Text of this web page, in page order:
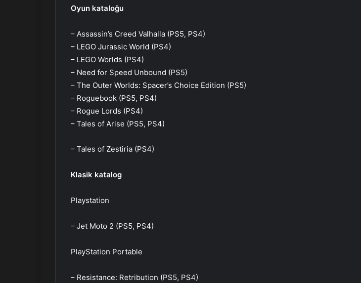
Oyun kataloğu
– Assassin’s Creed Valhalla (PS5, PS4)
– LEGO Jurassic World (PS4)
– LEGO Worlds (PS4)
– Need for Speed Unbound (PS5)
– The Outer Worlds: Spacer’s Choice Edition (PS5)
– Roguebook (PS5, PS4)
– Rogue Lords (PS4)
– Tales of Arise (PS5, PS4)
– Tales of Zestiria (PS4)
Klasik katalog
Playstation
– Jet Moto 2 (PS5, PS4)
PlayStation Portable
– Resistance: Retribution (PS5, PS4)